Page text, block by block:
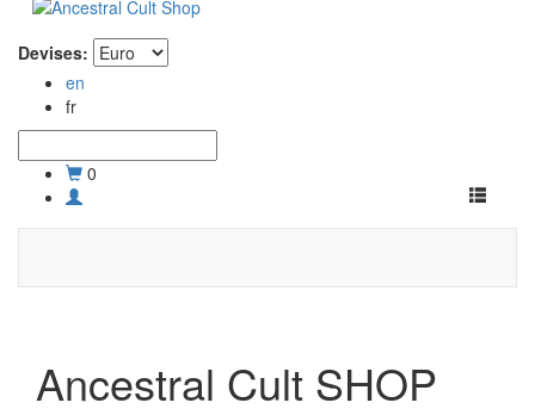
Devises:
en
fr
0
Toggle
Ancestral Cult SHOP